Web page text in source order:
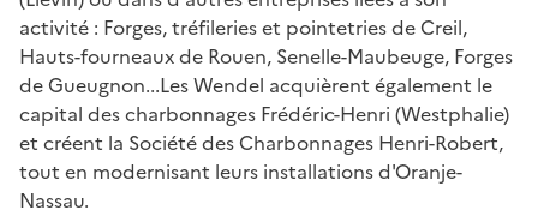
activité : Forges, tréfileries et pointetries de Creil,
Hauts-fourneaux de Rouen, Senelle-Maubeuge, Forges
de Gueugnon...Les Wendel acquièrent également le
capital des charbonnages Frédéric-Henri (Westphalie)
et créent la Société des Charbonnages Henri-Robert,
tout en modernisant leurs installations d'Oranje-
Nassau.